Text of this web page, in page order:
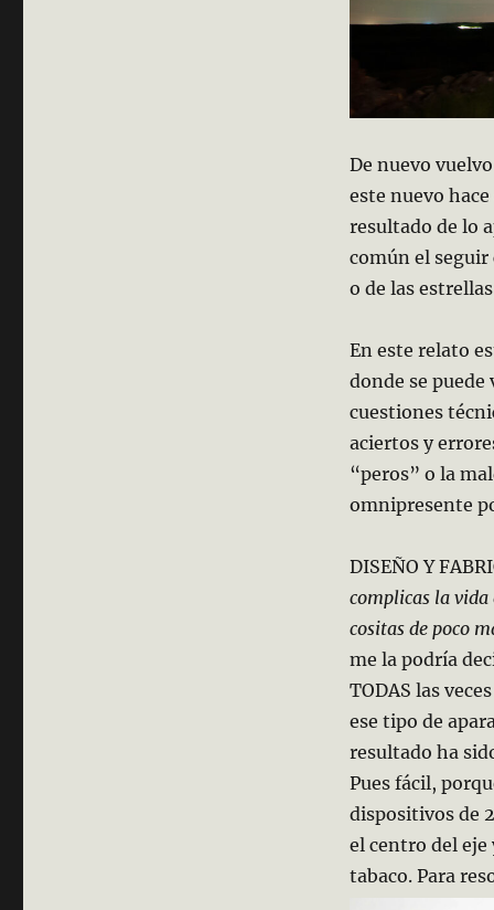
De nuevo
este nuevo
resultado de lo
común el
o de las
En este relato
donde se puede
cuestiones
aciertos y
“peros” o la
omnipresente
DISEÑO Y
complicas la vida
cositas de poco
me la podría
TODAS las
ese tipo de
resultado ha
Pues fácil,
dispositivos de
el centro del eje
tabaco. Para